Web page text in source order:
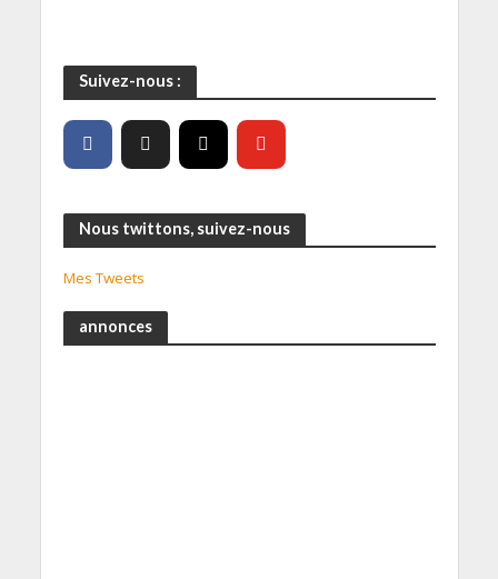
Suivez-nous :
Nous twittons, suivez-nous
Mes Tweets
annonces